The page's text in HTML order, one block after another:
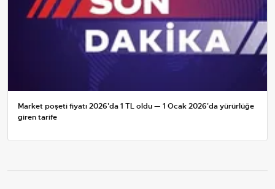
Market poşeti fiyatı 2026'da 1 TL oldu — 1 Ocak 2026'da yürürlüğe
giren tarife